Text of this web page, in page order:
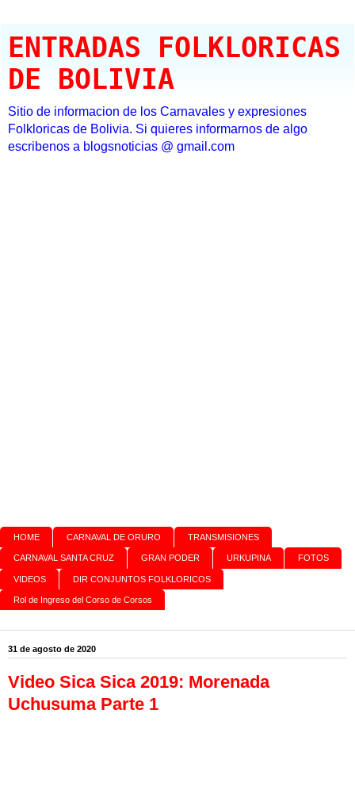
ENTRADAS FOLKLORICAS
DE BOLIVIA
Sitio de informacion de los Carnavales y expresiones
Folkloricas de Bolivia. Si quieres informarnos de algo
escribenos a blogsnoticias @ gmail.com
HOME CARNAVAL DE ORURO TRANSMISIONES
CARNAVAL SANTA CRUZ GRAN PODER URKUPINA FOTOS
VIDEOS DIR CONJUNTOS FOLKLORICOS
Rol de Ingreso del Corso de Corsos
31 de agosto de 2020
Video Sica Sica 2019: Morenada
Uchusuma Parte 1